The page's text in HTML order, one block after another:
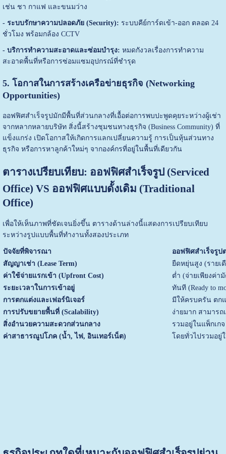
เช่น ชา กาแฟ และขนมว่าง
- ระบบรักษาความปลอดภัย (Security): ระบบคีย์การ์ดเข้า-ออก ตลอด 24
ชั่วโมง พร้อมกล้อง CCTV
- บริการทำความสะอาดและซ่อมบำรุง: หมดกังวลเรื่องการทำความ
สะอาดพื้นที่หรือการซ่อมแซมอุปกรณ์ที่ชำรุด
5. โอกาสในการสร้างเครือข่ายธุรกิจ (Networking
Opportunities)
ออฟฟิศสำเร็จรูปมักมีพื้นที่ส่วนกลางที่เอื้อต่อการพบปะพูดคุยระหว่างผู้เช่า
จากหลากหลายบริษัท สิ่งนี้สร้างชุมชนทางธุรกิจ (Business Community) ที่
แข็งแกร่ง เปิดโอกาสให้เกิดการแลกเปลี่ยนความรู้ การเป็นหุ้นส่วนทาง
ธุรกิจ หรือการหาลูกค้าใหม่ๆ จากองค์กรที่อยู่ในพื้นที่เดียวกัน
ตารางเปรียบเทียบ: ออฟฟิศสำเร็จรูป (Serviced
Office) VS ออฟฟิศแบบดั้งเดิม (Traditional
Office)
เพื่อให้เห็นภาพที่ชัดเจนยิ่งขึ้น ตารางด้านล่างนี้แสดงการเปรียบเทียบ
ระหว่างรูปแบบพื้นที่ทำงานทั้งสองประเภท
ปัจจัยที่พิจารณา
ออฟฟิศสำเร็จรูป
สัญญาเช่า (Lease Term)
ยืดหยุ่นสูง (รายเ
ค่าใช้จ่ายแรกเข้า (Upfront Cost)
ต่ำ (จ่ายเพียงค่า
ระยะเวลาในการเข้าอยู่
ทันที (Ready to
การตกแต่งและเฟอร์นิเจอร์
มีให้ครบครัน ตก
การปรับขยายพื้นที่ (Scalability)
ง่ายมาก สามาร
สิ่งอำนวยความสะดวกส่วนกลาง
รวมอยู่ในแพ็กเก
ค่าสาธารณูปโภค (น้ำ, ไฟ, อินเทอร์เน็ต)
โดยทั่วไปรวมอยู่